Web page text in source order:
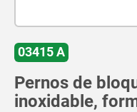
03415 A
Pernos de
inoxidable,